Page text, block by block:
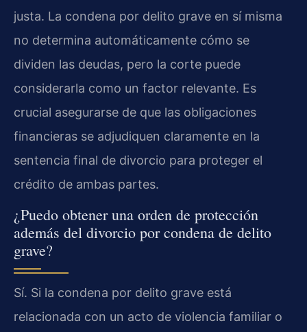
justa. La condena por delito grave en sí misma
no determina automáticamente cómo se
dividen las deudas, pero la corte puede
considerarla como un factor relevante. Es
crucial asegurarse de que las obligaciones
financieras se adjudiquen claramente en la
sentencia final de divorcio para proteger el
crédito de ambas partes.
¿Puedo obtener una orden de protección
además del divorcio por condena de delito
grave?
Sí. Si la condena por delito grave está
relacionada con un acto de violencia familiar o